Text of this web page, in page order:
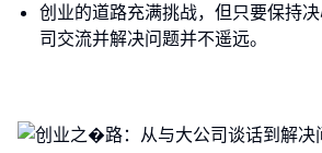
创业的道路充满挑战，但只要保持
司交流并解决问题并不遥远。